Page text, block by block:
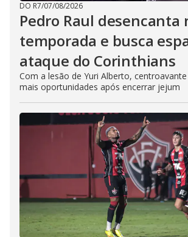
DO R7/07/08/2026
Pedro Raul desencanta
temporada e busca
ataque do Corinthians
Com a lesão de Yuri Alberto,
mais oportunidades após encerrar jejum